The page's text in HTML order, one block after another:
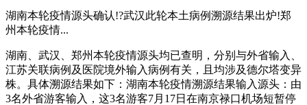
湖南本轮疫情源头确认!?武汉此轮本土病例溯源结果出炉!郑
州本轮疫情...
湖南、武汉、郑州本轮疫情源头均已查明，分别与外省输入、
江苏关联病例及医院境外输入病例有关，且均涉及德尔塔变异
株。具体溯源结果如下：湖南本轮疫情溯源结果输入源头：由
3名外省游客输入，这3名游客7月17日在南京禄口机场短暂停